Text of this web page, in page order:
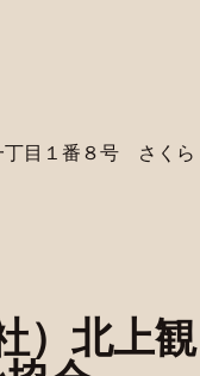
丁目１番８号 さくら
）北上観